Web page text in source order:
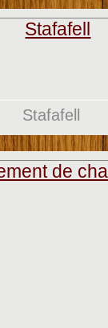
Stafafell